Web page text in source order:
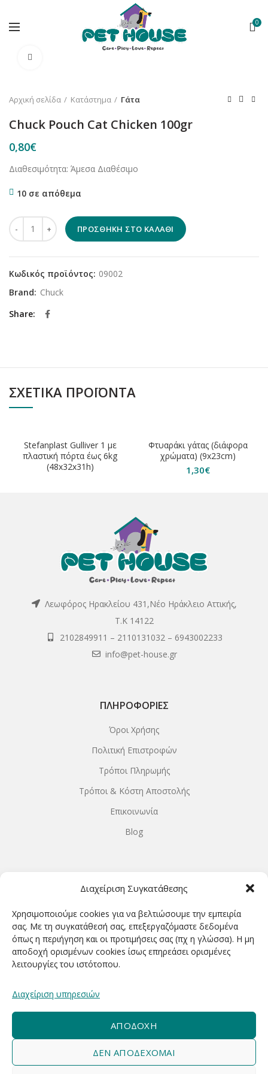
Διαχείριση Συγκατάθεσης
Χρησιμοποιούμε cookies για να βελτιώσουμε την εμπειρία
σας. Με τη συγκατάθεσή σας, επεξεργαζόμαστε δεδομένα
όπως η περιήγηση και οι προτιμήσεις σας (πχ η γλώσσα). Η μη
αποδοχή ορισμένων cookies ίσως επηρεάσει ορισμένες
λειτουργίες του ιστότοπου.
Διαχείριση υπηρεσιών
ΑΠΟΔΟΧΉ
ΔΕΝ ΑΠΟΔΈΧΟΜΑΙ
0
Αρχική σελίδα Κατάστημα Γάτα
Chuck Pouch Cat Chicken 100gr
0,80€
Διαθεσιμότητα: Άμεσα Διαθέσιμο
10 σε απόθεμα
Chuck Pouch Cat Chicken 100gr ποσότητα
ΠΡΟΣΘΉΚΗ ΣΤΟ ΚΑΛΆΘΙ
Κωδικός προϊόντος: 09002
Brand: Chuck
Share
ΣΧΕΤΙΚΆ ΠΡΟΪΌΝΤΑ
Stefanplast Gulliver 1 με
πλαστική πόρτα έως 6kg
(48x32x31h)
Φτυαράκι γάτας (διάφορα
χρώματα) (9x23cm)
1,30€
Λεωφόρος Ηρακλείου 431,Νέο Ηράκλειο Αττικής,
Τ.Κ 14122
2102849911 – 2110131032 – 6943002233
info@pet-house.gr
ΠΛΗΡΟΦΟΡΊΕΣ
Όροι Χρήσης
Πολιτική Επιστροφών
Τρόποι Πληρωμής
Τρόποι & Κόστη Αποστολής
Επικοινωνία
Blog
ΤΡΙΤΗ-ΠΕΜΠΤΗ-ΠΑΡΑΣΚΕΥΗ 9.00-20.00
ΣΑΒΒΑΤΟ 9.00-15.00
ΕΓΓΡΑΦΕΊΤΕ ΓΙΑ ΝΑ ΛΑΜΒΆΝΕΤΕ ΠΡΏΤΟΙ NΈΑ &